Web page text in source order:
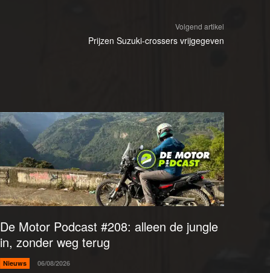
Volgend artikel
Prijzen Suzuki-crossers vrijgegeven
De Motor Podcast #208: alleen de jungle
in, zonder weg terug
Nieuws 06/08/2026